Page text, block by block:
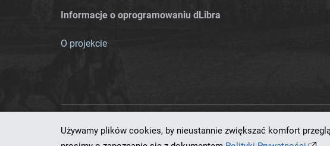
Informacje o oprogramowaniu dLibra
O projekcie
Ten serwis działa dzięki oprogramowaniudLibra
Używamy plików cookies, by nieustannie zwiększać komfort